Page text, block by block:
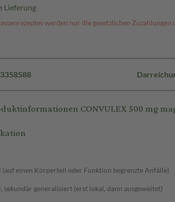
Lieferung
werden nur die gesetzlichen Zuzahlungen
CONVULEX 500 mg
(auf einen Körperteil oder Funktion begrenzte Anfälle)
sekundär generalisiert (erst lokal, dann ausgeweitet)